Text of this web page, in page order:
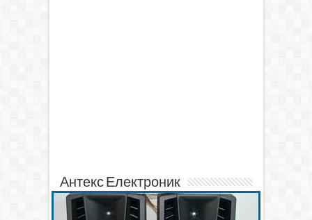
Антекс Електроник